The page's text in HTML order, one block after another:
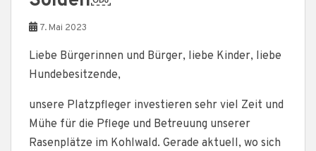
7. Mai 2023
Liebe Bürgerinnen und Bürger, liebe Kinder, liebe
Hundebesitzende,
unsere Platzpfleger investieren sehr viel Zeit und
Mühe für die Pflege und Betreuung unserer
Rasenplätze im Kohlwald. Gerade aktuell, wo sich